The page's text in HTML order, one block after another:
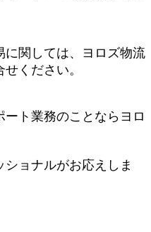
関しては、ヨロズ物流
ください。
ト業務のことならヨロ
ョナルがお応えしま